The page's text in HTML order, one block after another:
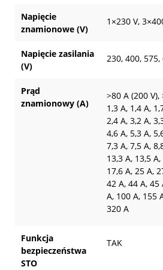
Napięcie
znamionowe (V)
1×230 V,
Napięcie zasilania
(V)
230, 400, 575,
Prąd
znamionowy (A)
>80 A (200 V),
1,3 A, 1,4 A,
2,4 A, 3,2 A,
4,6 A, 5,3 A,
7,3 A, 7,5 A,
13,3 A, 13,5
17,6 A, 25 A,
42 A, 44 A, 45
A, 100 A, 155
320 A
Funkcja
bezpieczeństwa
STO
TAK